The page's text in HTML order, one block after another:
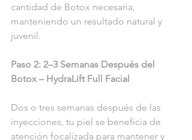
cantidad de Botox necesaria,
manteniendo un resultado natural y
juvenil.
Paso 2: 2–3 Semanas Después del
Botox – HydraLift Full Facial
Dos o tres semanas después de las
inyecciones, tu piel se beneficia de
atención focalizada para mantener y